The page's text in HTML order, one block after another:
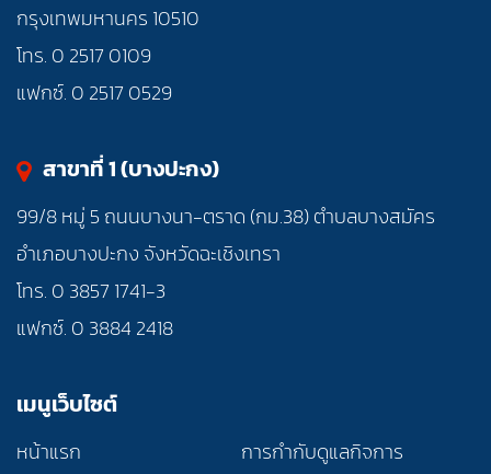
กรุงเทพมหานคร 10510
โทร. 0 2517 0109
แฟกซ์. 0 2517 0529
สาขาที่ 1 (บางปะกง)
99/8 หมู่ 5 ถนนบางนา-ตราด (กม.38) ตำบลบางสมัคร
อำเภอบางปะกง จังหวัดฉะเชิงเทรา
โทร. 0 3857 1741-3
แฟกซ์. 0 3884 2418
เมนูเว็บไซต์
หน้าแรก การกำกับดูแลกิจการ